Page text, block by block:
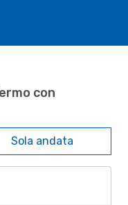
con
Sola andata